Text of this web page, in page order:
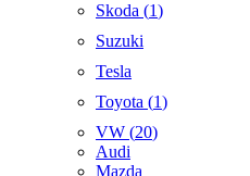
Skoda (1)
Suzuki
Tesla
Toyota (1)
VW (20)
Audi
Mazda